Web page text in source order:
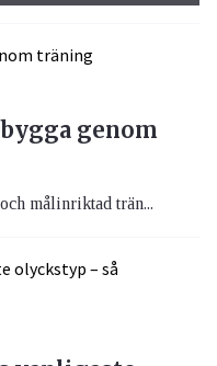
genom
målinriktad trän...